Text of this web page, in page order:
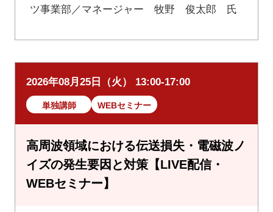
ツ事業部／マネージャー 牧野 俊太郎 氏
2026年08月25日（火） 13:00-17:00
単独講師 WEBセミナー
高周波領域における伝送損失・電磁波ノ
イズの発生要因と対策【LIVE配信・
WEBセミナー】